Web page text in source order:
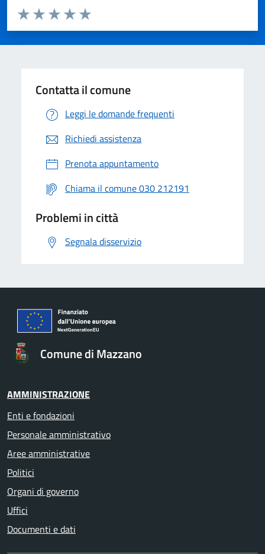
Valuta da 1 a 5 stelle la pagina
Valuta 5 stelle su 5
Valuta 4 stelle su 5
Valuta 3 stelle su 5
Valuta 2 stelle su 5
Valuta 1 stelle su 5
Contatta il comune
Leggi le domande frequenti
Richiedi assistenza
Prenota appuntamento
Chiama il comune 030 212191
Problemi in città
Segnala disservizio
Comune di Mazzano
AMMINISTRAZIONE
Enti e fondazioni
Personale amministrativo
Aree amministrative
Politici
Organi di governo
Uffici
Documenti e dati